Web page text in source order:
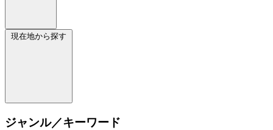
現在地から探す
ジャンル／キーワード